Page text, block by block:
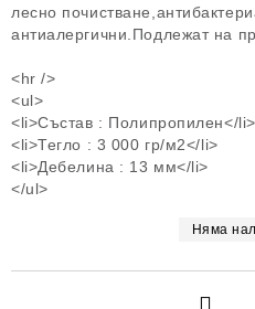
лесно
антиалергични.Подлежат на
<hr />
<ul>
<li>Състав : Полипропилен</li>
<li>Тегло : 3 000 гр/м2</li>
<li>Дебелина : 13 мм</li>
</ul>
Няма